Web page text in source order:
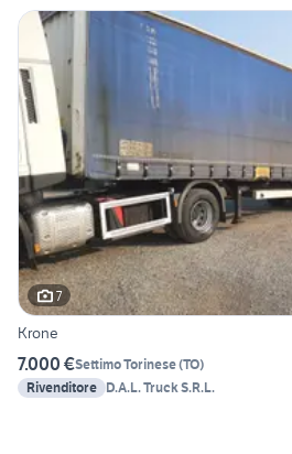
7
Krone
7.000 €Settimo Torinese(TO)
Rivenditore D.A.L. Truck S.R.L.